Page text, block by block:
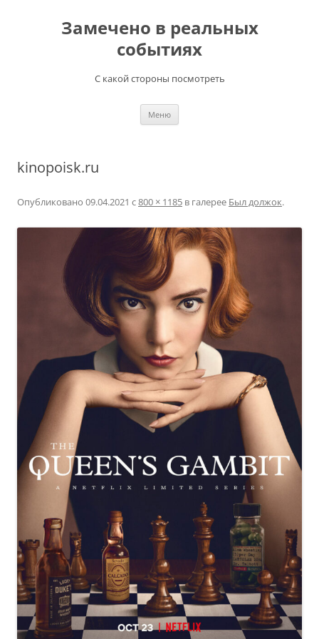
содержимомуЗамечено в реальных
событиях
С какой стороны посмотреть
Меню
kinopoisk.ru
Опубликовано 09.04.2021 с800 × 1185 в галерее Был должок.